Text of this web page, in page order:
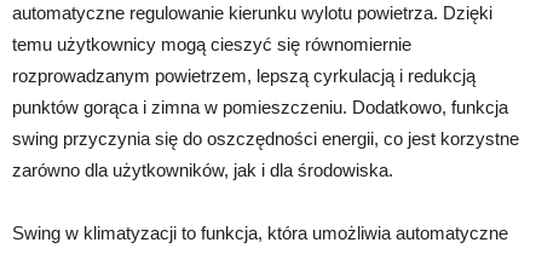
automatyczne regulowanie kierunku wylotu powietrza. Dzięki
temu użytkownicy mogą cieszyć się równomiernie
rozprowadzanym powietrzem, lepszą cyrkulacją i redukcją
punktów gorąca i zimna w pomieszczeniu. Dodatkowo, funkcja
swing przyczynia się do oszczędności energii, co jest korzystne
zarówno dla użytkowników, jak i dla środowiska.
Swing w klimatyzacji to funkcja, która umożliwia automatyczne